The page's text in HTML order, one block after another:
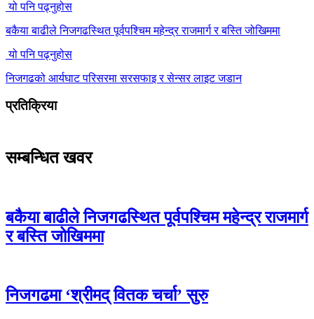
यो पनि पढ्नुहोस
बकैया बाढीले निजगढस्थित पूर्वपश्चिम महेन्द्र राजमार्ग र बस्ति जोखिममा
यो पनि पढ्नुहोस
निजगढको आर्यघाट परिसरमा सरसफाइ र सेन्सर लाइट जडान
प्रतिक्रिया
सम्बन्धित खवर
बकैया बाढीले निजगढस्थित पूर्वपश्चिम महेन्द्र राजमार्ग
र बस्ति जोखिममा
निजगढमा ‘श्रीमद् वितक चर्चा’ सुरु